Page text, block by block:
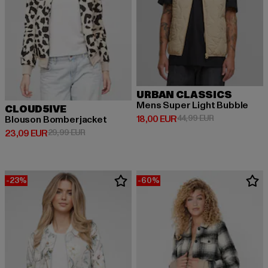
CLOUD5IVE
Blouson Bomberjacket
23,09 EUR
Derzeitiger Preis: 23,09 EUR
29,99 EURAktionspreis: 29,99 EUR
URBAN CLASSICS
Mens Super Light Bubble
18,00 EUR
Derzeitiger Preis: 18,00 EUR
44,99 EURAktionspreis:
-23% -60%